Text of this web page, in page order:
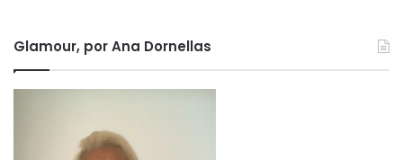
Glamour, por Ana Dornellas